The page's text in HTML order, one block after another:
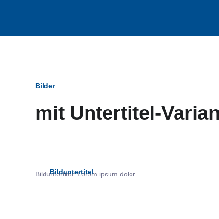
Bilder
mit Untertitel-
Bilduntertitel: Lorem ipsum dolor
Bilduntertitel